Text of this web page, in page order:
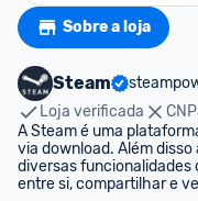
Sobre a loja
Steam
Loja verificada
A Steam é uma
via download. Além
diversas funcionalidades
entre si, compartilhar e